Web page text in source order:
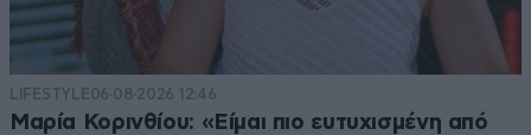
LIFESTYLE06·08·2026 12:46
Μαρία Κορινθίου: «Είμαι πιο ευτυχισμένη από